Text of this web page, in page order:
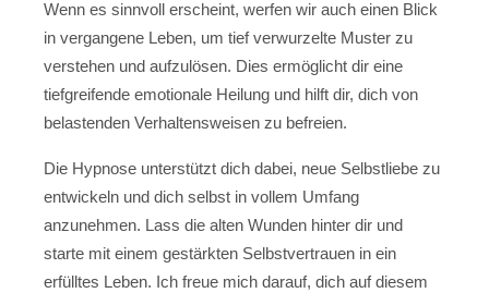
Wenn es sinnvoll erscheint, werfen wir auch einen Blick
in vergangene Leben, um tief verwurzelte Muster zu
verstehen und aufzulösen. Dies ermöglicht dir eine
tiefgreifende emotionale Heilung und hilft dir, dich von
belastenden Verhaltensweisen zu befreien.
Die Hypnose unterstützt dich dabei, neue Selbstliebe zu
entwickeln und dich selbst in vollem Umfang
anzunehmen. Lass die alten Wunden hinter dir und
starte mit einem gestärkten Selbstvertrauen in ein
erfülltes Leben. Ich freue mich darauf, dich auf diesem